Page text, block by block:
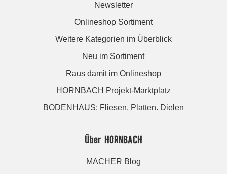
Newsletter
Onlineshop Sortiment
Weitere Kategorien im Überblick
Neu im Sortiment
Raus damit im Onlineshop
HORNBACH Projekt-Marktplatz
BODENHAUS: Fliesen. Platten. Dielen
Über HORNBACH
MACHER Blog